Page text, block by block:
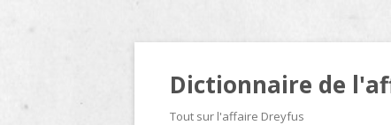
Dictionnaire de
Tout sur l'affaire Dreyfus